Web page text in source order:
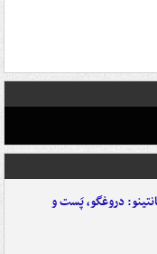
دروغگو، پَست‌ و